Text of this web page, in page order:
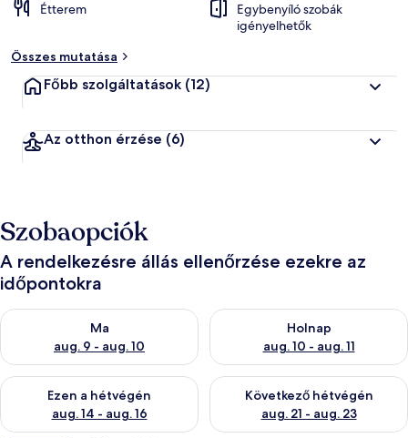
Étterem
Egybenyíló szobák
igényelhetők
Összes mutatása
Főbb szolgáltatások (12)
Az otthon érzése (6)
Szobaopciók
A rendelkezésre állás ellenőrzése ezekre az
időpontokra
Ma
aug. 9 - aug. 10
A ma esti rendelkezésre állás ellenőrzése: aug. 9 - aug. 10
Holnap
aug. 10 - aug. 11
A holnapi rendelkezésre állás
Ezen a hétvégén
aug. 14 - aug. 16
A mostani hétvégi rendelkezésre állás ellenőrzése: aug. 14 -
Következő hétvégén
aug. 21 - aug. 23
A következő hétvégi